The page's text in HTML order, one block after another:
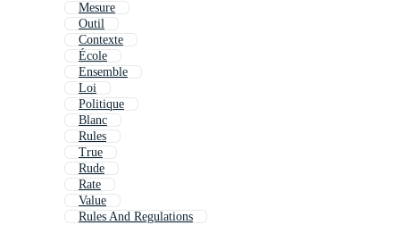
Mesure
Outil
Contexte
École
Ensemble
Loi
Politique
Blanc
Rules
True
Rude
Rate
Value
Rules And Regulations